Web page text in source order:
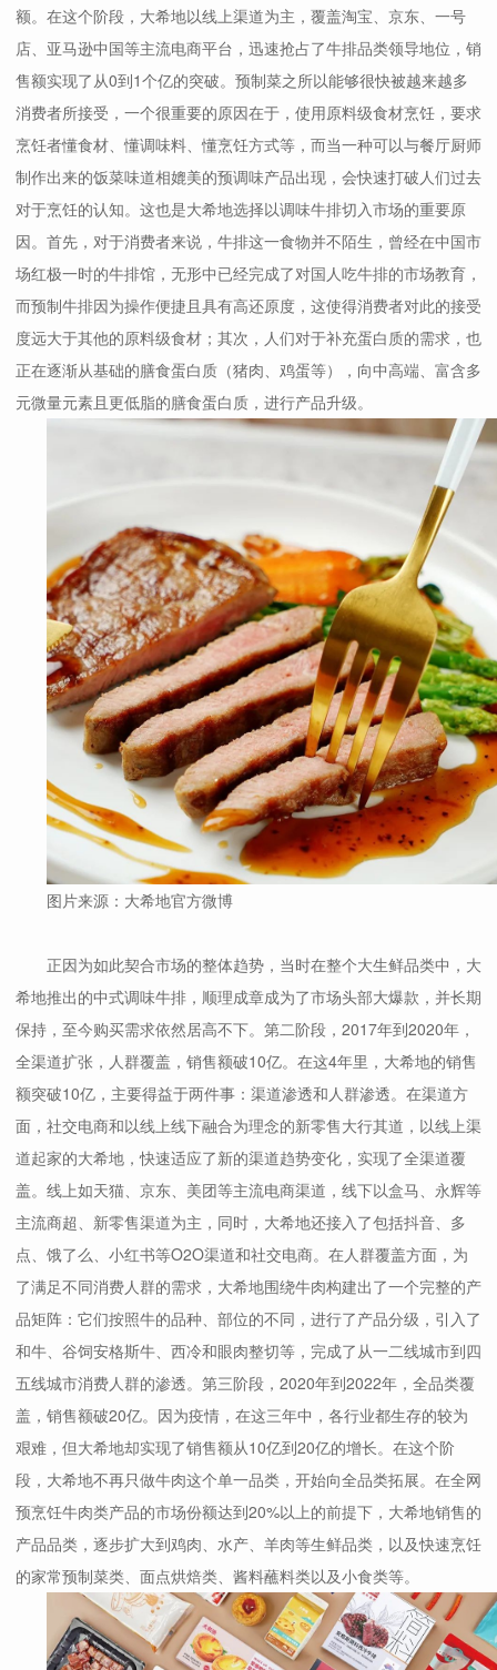
额。在这个阶段，大希地以线上渠道为主，覆盖淘宝、京东、一号
店、亚马逊中国等主流电商平台，迅速抢占了牛排品类领导地位，销
售额实现了从0到1个亿的突破。预制菜之所以能够很快被越来越多
消费者所接受，一个很重要的原因在于，使用原料级食材烹饪，要求
烹饪者懂食材、懂调味料、懂烹饪方式等，而当一种可以与餐厅厨师
制作出来的饭菜味道相媲美的预调味产品出现，会快速打破人们过去
对于烹饪的认知。这也是大希地选择以调味牛排切入市场的重要原
因。首先，对于消费者来说，牛排这一食物并不陌生，曾经在中国市
场红极一时的牛排馆，无形中已经完成了对国人吃牛排的市场教育，
而预制牛排因为操作便捷且具有高还原度，这使得消费者对此的接受
度远大于其他的原料级食材；其次，人们对于补充蛋白质的需求，也
正在逐渐从基础的膳食蛋白质（猪肉、鸡蛋等），向中高端、富含多
元微量元素且更低脂的膳食蛋白质，进行产品升级。
图片来源：大希地官方微博
正因为如此契合市场的整体趋势，当时在整个大生鲜品类中，大
希地推出的中式调味牛排，顺理成章成为了市场头部大爆款，并长期
保持，至今购买需求依然居高不下。第二阶段，2017年到2020年，
全渠道扩张，人群覆盖，销售额破10亿。在这4年里，大希地的销售
额突破10亿，主要得益于两件事：渠道渗透和人群渗透。在渠道方
面，社交电商和以线上线下融合为理念的新零售大行其道，以线上渠
道起家的大希地，快速适应了新的渠道趋势变化，实现了全渠道覆
盖。线上如天猫、京东、美团等主流电商渠道，线下以盒马、永辉等
主流商超、新零售渠道为主，同时，大希地还接入了包括抖音、多
点、饿了么、小红书等O2O渠道和社交电商。在人群覆盖方面，为
了满足不同消费人群的需求，大希地围绕牛肉构建出了一个完整的产
品矩阵：它们按照牛的品种、部位的不同，进行了产品分级，引入了
和牛、谷饲安格斯牛、西冷和眼肉整切等，完成了从一二线城市到四
五线城市消费人群的渗透。第三阶段，2020年到2022年，全品类覆
盖，销售额破20亿。因为疫情，在这三年中，各行业都生存的较为
艰难，但大希地却实现了销售额从10亿到20亿的增长。在这个阶
段，大希地不再只做牛肉这个单一品类，开始向全品类拓展。在全网
预烹饪牛肉类产品的市场份额达到20%以上的前提下，大希地销售的
产品品类，逐步扩大到鸡肉、水产、羊肉等生鲜品类，以及快速烹饪
的家常预制菜类、面点烘焙类、酱料蘸料类以及小食类等。